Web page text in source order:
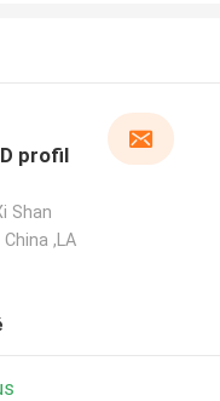
profil
Shan
,LA